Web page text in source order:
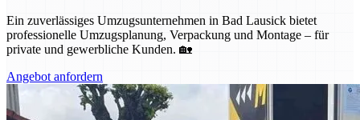
Ein zuverlässiges Umzugsunternehmen in Bad Lausick bietet
professionelle Umzugsplanung, Verpackung und Montage – für
private und gewerbliche Kunden. 🏡
Angebot anfordern